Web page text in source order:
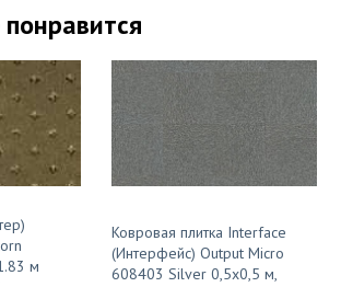
м
Ковровая плитка Interface
(Интерфейс) Output Micro
608403 Silver 0,5х0,5 м,